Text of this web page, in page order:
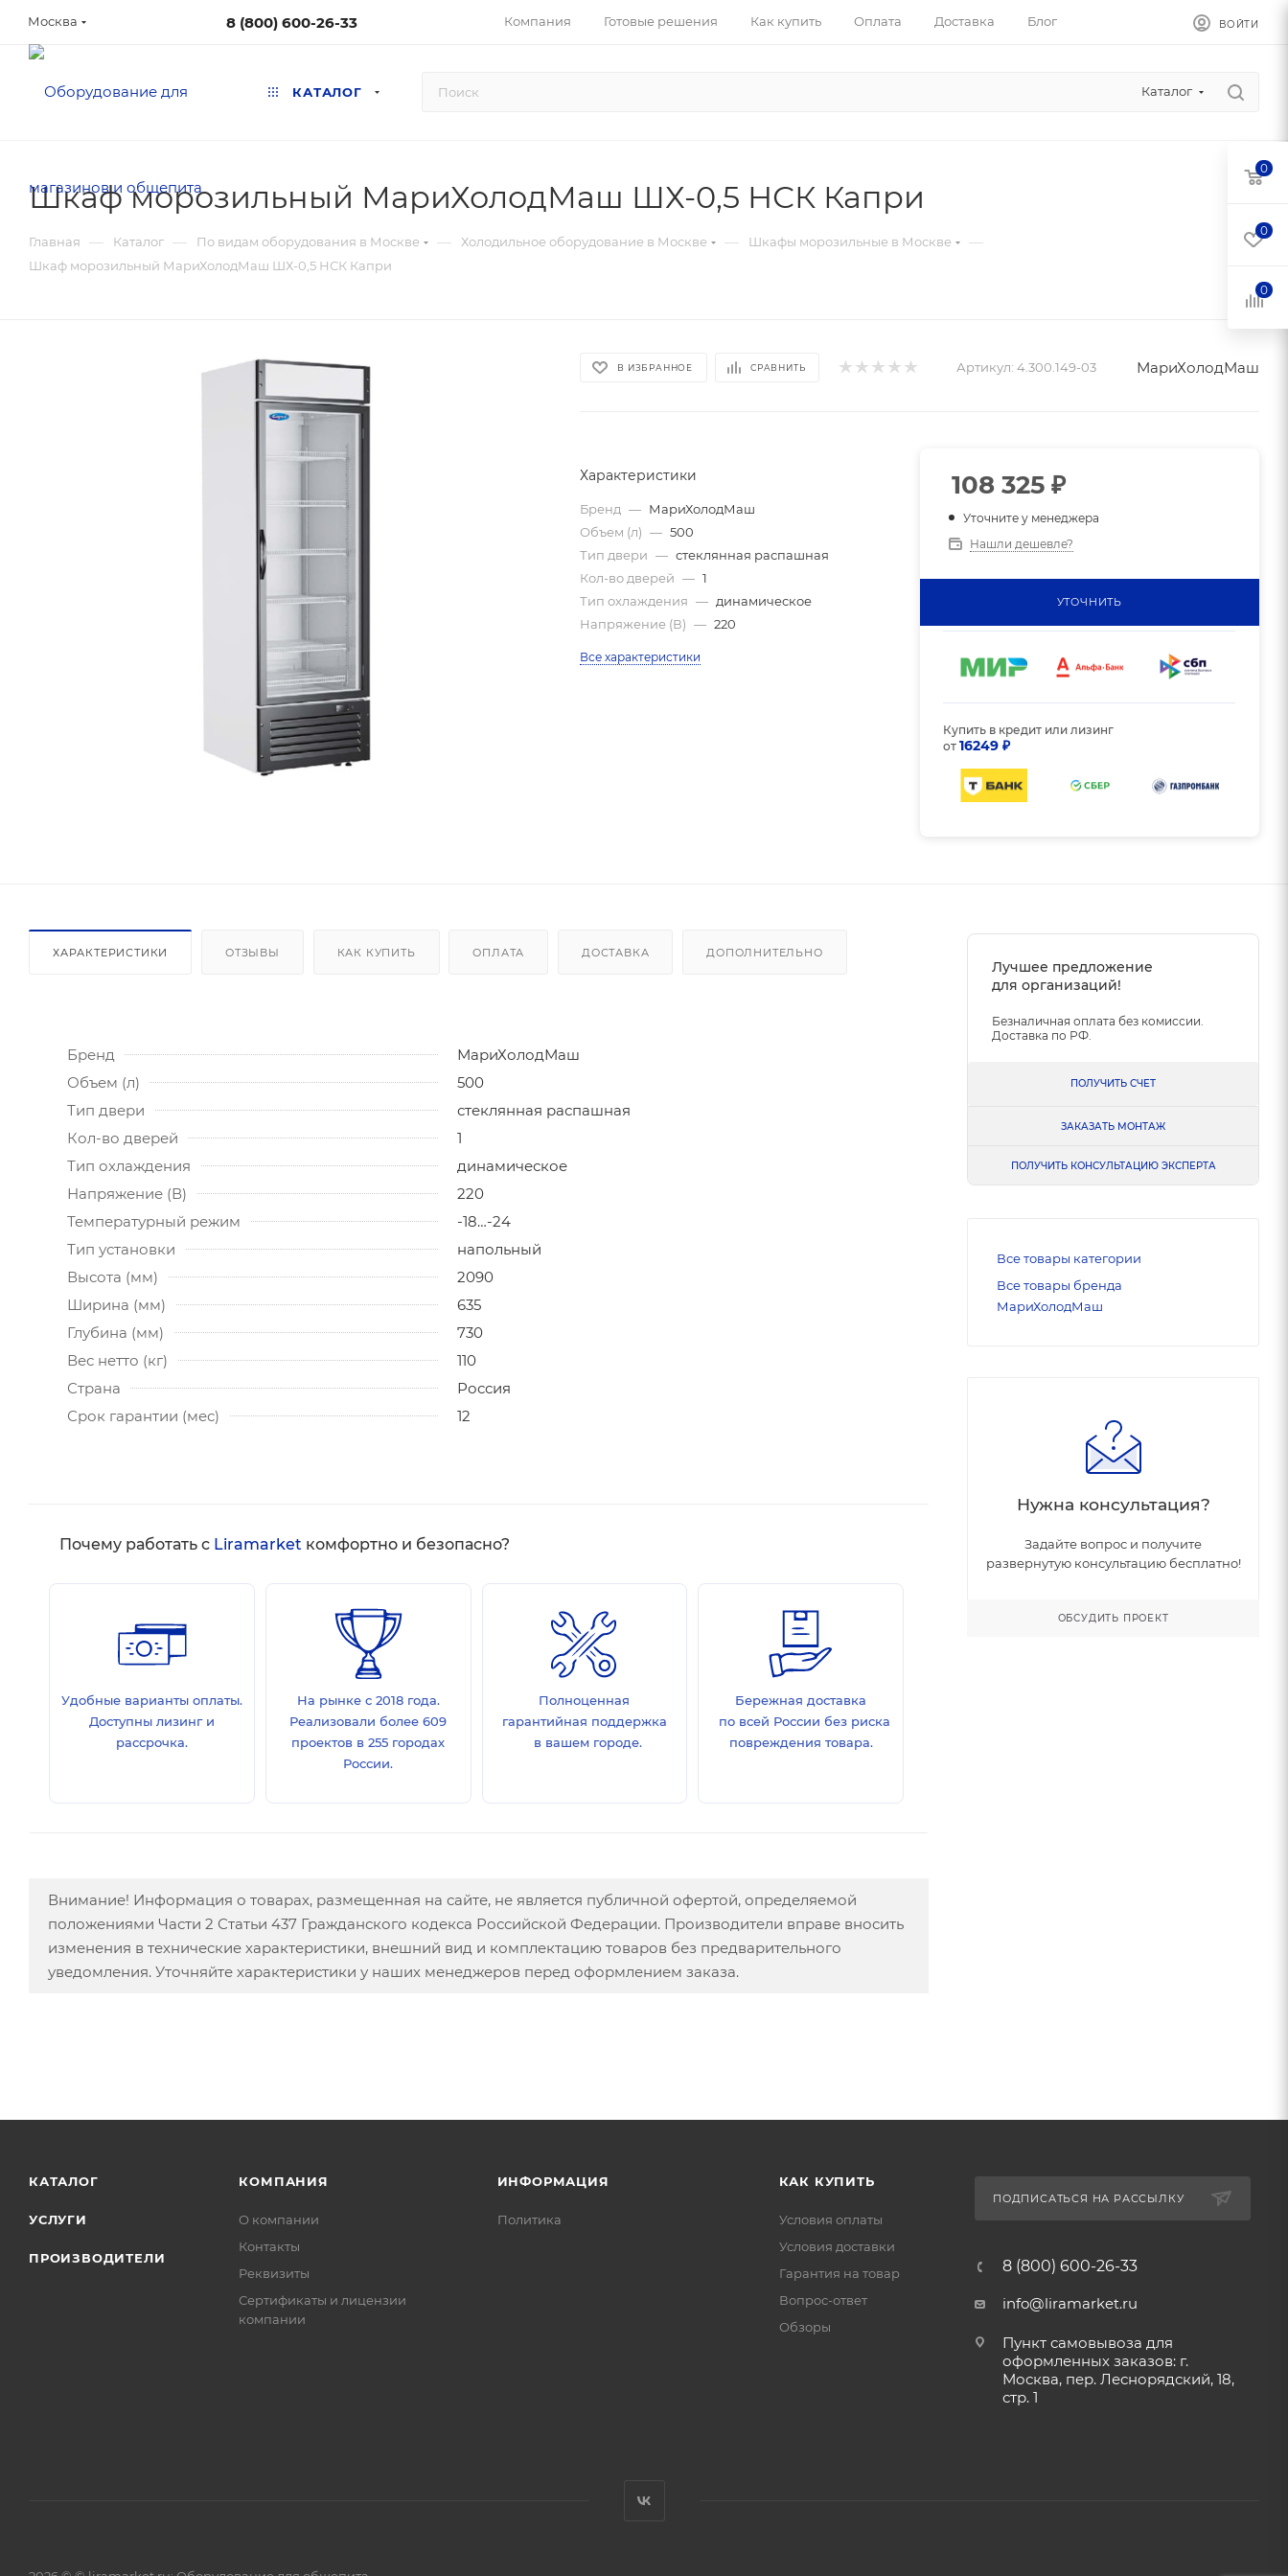
Москва 8 (800) 600-26-33 Компания Готовые решения Как купить Оплата Доставка Блог ВОЙТИ
КАТАЛОГ Каталог
Шкаф морозильный МариХолодМаш ШХ-0,5 НСК Капри
Главная — Каталог — По видам оборудования в Москве — Холодильное оборудование в Москве — Шкафы морозильные в Москве —
Шкаф морозильный МариХолодМаш ШХ-0,5 НСК Капри
В ИЗБРАННОЕ СРАВНИТЬ Артикул: 4.300.149-03 МариХолодМаш
Характеристики
Бренд — МариХолодМаш
Объем (л) — 500
Тип двери — стеклянная распашная
Кол-во дверей — 1
Тип охлаждения — динамическое
Напряжение (В) — 220
Все характеристики
108 325₽
Уточните у менеджера
Нашли дешевле?
УТОЧНИТЬ
Купить в кредит или лизинг
от16249 ₽
ХАРАКТЕРИСТИКИ ОТЗЫВЫ КАК КУПИТЬ ОПЛАТА ДОСТАВКА ДОПОЛНИТЕЛЬНО
Бренд
МариХолодМаш
Объем (л)
500
Тип двери
стеклянная распашная
Кол-во дверей
1
Тип охлаждения
динамическое
Напряжение (В)
220
Температурный режим
-18…-24
Тип установки
напольный
Высота (мм)
2090
Ширина (мм)
635
Глубина (мм)
730
Вес нетто (кг)
110
Страна
Россия
Срок гарантии (мес)
12
Почему работать с Liramarket комфортно и безопасно?
Удобные варианты оплаты.
Доступны лизинг и
рассрочка.
На рынке с 2018 года.
Реализовали более 609
проектов в 255 городах
России.
Полноценная
гарантийная поддержка
в вашем городе.
Бережная доставка
по всей России без риска
повреждения товара.
Внимание! Информация о товарах, размещенная на сайте, не является публичной офертой, определяемой
положениями Части 2 Статьи 437 Гражданского кодекса Российской Федерации. Производители вправе вносить
изменения в технические характеристики, внешний вид и комплектацию товаров без предварительного
уведомления. Уточняйте характеристики у наших менеджеров перед оформлением заказа.
Лучшее предложение
для организаций!
Безналичная оплата без комиссии.
Доставка по РФ.
ПОЛУЧИТЬ СЧЕТ
ЗАКАЗАТЬ МОНТАЖ
ПОЛУЧИТЬ КОНСУЛЬТАЦИЮ ЭКСПЕРТА
Все товары категории
Все товары бренда
МариХолодМаш
Нужна консультация?
Задайте вопрос и получите
развернутую консультацию бесплатно!
ОБСУДИТЬ ПРОЕКТ
КАТАЛОГ
УСЛУГИ
ПРОИЗВОДИТЕЛИ
КОМПАНИЯ
О компании
Контакты
Реквизиты
Сертификаты и лицензии
компании
ИНФОРМАЦИЯ
Политика
КАК КУПИТЬ
Условия оплаты
Условия доставки
Гарантия на товар
Вопрос-ответ
Обзоры
ПОДПИСАТЬСЯ НА РАССЫЛКУ
8 (800) 600-26-33
info@liramarket.ru
Пункт самовывоза для
оформленных заказов: г.
Москва, пер. Леснорядский, 18,
стр. 1
0
0
0